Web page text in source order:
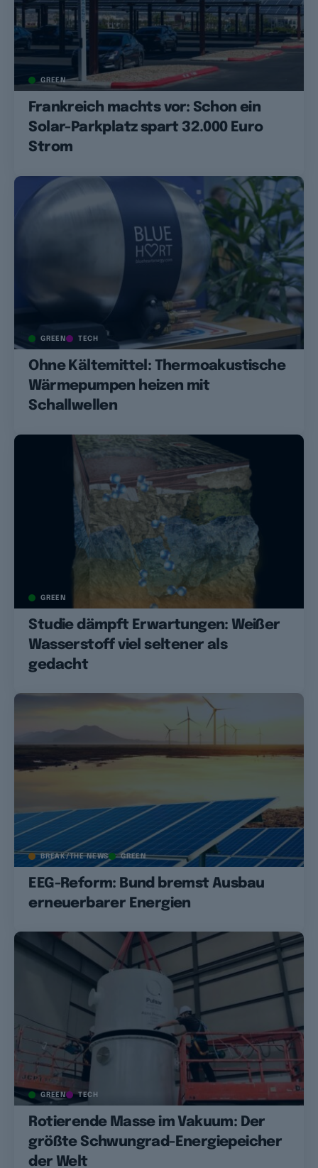
GREEN
Frankreich machts vor: Schon ein
Solar-Parkplatz spart 32.000 Euro
Strom
GREEN TECH
Ohne Kältemittel: Thermoakustische
Wärmepumpen heizen mit
Schallwellen
GREEN
Studie dämpft Erwartungen: Weißer
Wasserstoff viel seltener als
gedacht
BREAK/THE NEWS GREEN
EEG-Reform: Bund bremst Ausbau
erneuerbarer Energien
GREEN TECH
Rotierende Masse im Vakuum: Der
größte Schwungrad-Energiepeicher
der Welt